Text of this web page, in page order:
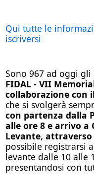
Qui tutte le
iscriversi
Sono 967 ad oggi
FIDAL - VII
collaborazione con
che si svolgerà
con partenza dalla
alle ore 8 e arrivo a
Levante,
possibile registrarsi
levante dalle 10 alle
presentandosi con